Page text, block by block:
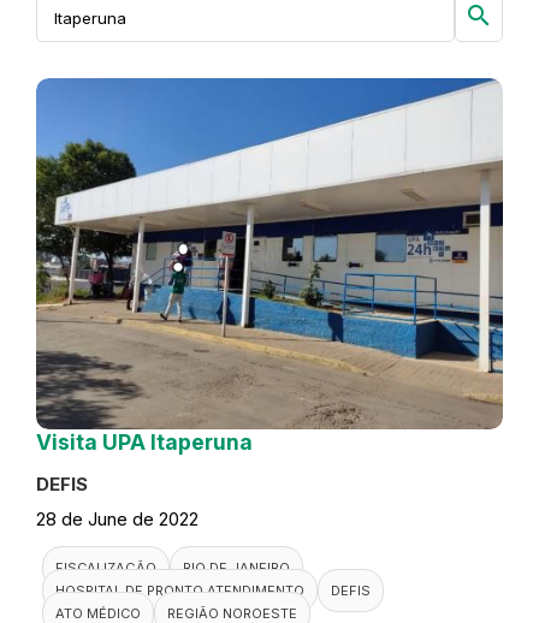
search
Visita UPA Itaperuna
DEFIS
28 de June de 2022
FISCALIZAÇÃO
RIO DE JANEIRO
HOSPITAL DE PRONTO ATENDIMENTO
DEFIS
ATO MÉDICO
REGIÃO NOROESTE